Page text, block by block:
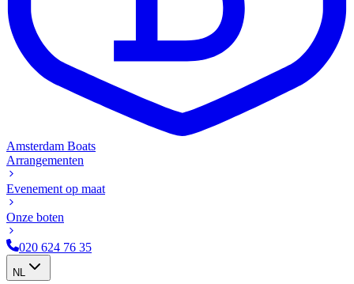
Amsterdam Boats
Arrangementen
Evenement op maat
Onze boten
020 624 76 35
NL